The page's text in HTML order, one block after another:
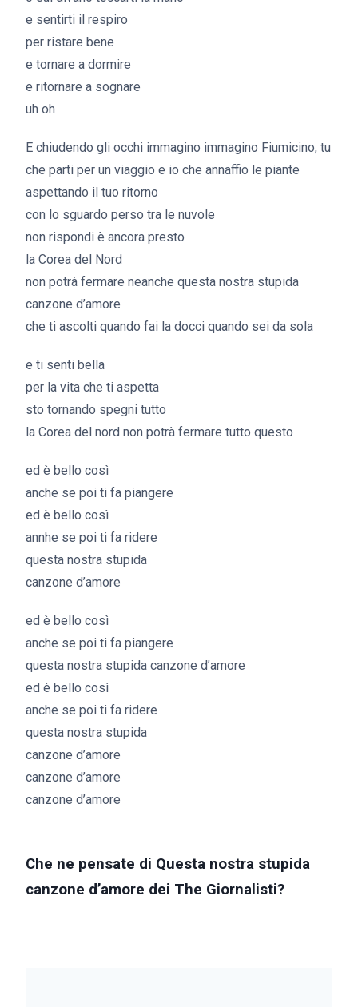
e sentirti il respiro
per ristare bene
e tornare a dormire
e ritornare a sognare
uh oh
E chiudendo gli occhi immagino immagino Fiumicino, tu
che parti per un viaggio e io che annaffio le piante
aspettando il tuo ritorno
con lo sguardo perso tra le nuvole
non rispondi è ancora presto
la Corea del Nord
non potrà fermare neanche questa nostra stupida
canzone d’amore
che ti ascolti quando fai la docci quando sei da sola
e ti senti bella
per la vita che ti aspetta
sto tornando spegni tutto
la Corea del nord non potrà fermare tutto questo
ed è bello così
anche se poi ti fa piangere
ed è bello così
annhe se poi ti fa ridere
questa nostra stupida
canzone d’amore
ed è bello così
anche se poi ti fa piangere
questa nostra stupida canzone d’amore
ed è bello così
anche se poi ti fa ridere
questa nostra stupida
canzone d’amore
canzone d’amore
canzone d’amore
Che ne pensate di Questa nostra stupida
canzone d’amore dei The Giornalisti?